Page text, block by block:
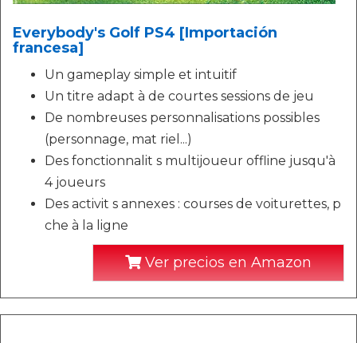
Everybody's Golf PS4 [Importación
francesa]
Un gameplay simple et intuitif
Un titre adapt à de courtes sessions de jeu
De nombreuses personnalisations possibles
(personnage, mat riel...)
Des fonctionnalit s multijoueur offline jusqu'à
4 joueurs
Des activit s annexes : courses de voiturettes, p
che à la ligne
Ver precios en Amazon